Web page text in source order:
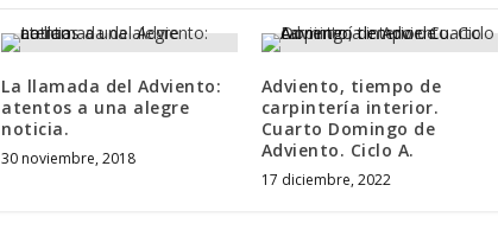
La llamada del Adviento:
atentos a una alegre
noticia.
30 noviembre, 2018
Adviento, tiempo de
carpintería interior.
Cuarto Domingo de
Adviento. Ciclo A.
17 diciembre, 2022